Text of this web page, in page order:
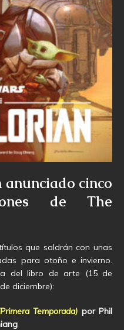
cinco
de The
que saldrán con unas
para otoño e invierno.
del libro de arte (15 de
diciembre):
Temporada) por Phil